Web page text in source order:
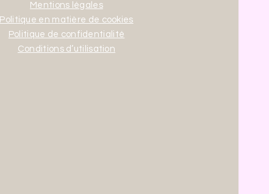
Mentions légales
Politique en matière de cookies
Politique de confidentialité
Conditions d’utilisation